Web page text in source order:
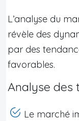
L’analyse du
révèle des
par des
favorables.
Analyse des
Le marché